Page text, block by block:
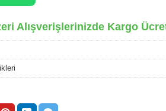
Alışverişlerinizde Kargo